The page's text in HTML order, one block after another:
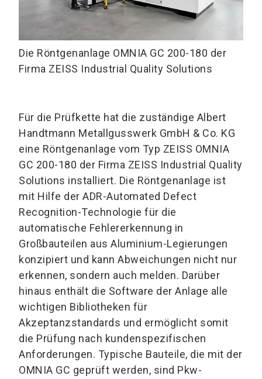
Die Röntgenanlage OMNIA GC 200-180 der
Firma ZEISS Industrial Quality Solutions
Für die Prüfkette hat die zuständige Albert
Handtmann Metallgusswerk GmbH & Co. KG
eine Röntgenanlage vom Typ ZEISS OMNIA
GC 200-180 der Firma ZEISS Industrial Quality
Solutions installiert. Die Röntgenanlage ist
mit Hilfe der ADR-Automated Defect
Recognition-Technologie für die
automatische Fehlererkennung in
Großbauteilen aus Aluminium-Legierungen
konzipiert und kann Abweichungen nicht nur
erkennen, sondern auch melden. Darüber
hinaus enthält die Software der Anlage alle
wichtigen Bibliotheken für
Akzeptanzstandards und ermöglicht somit
die Prüfung nach kundenspezifischen
Anforderungen. Typische Bauteile, die mit der
OMNIA GC geprüft werden, sind Pkw-